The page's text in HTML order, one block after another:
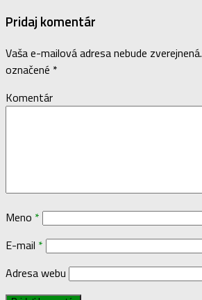
Pridaj komentár
Vaša e-mailová adresa nebude zverejnená.
označené *
Komentár
Meno *
E-mail *
Adresa webu